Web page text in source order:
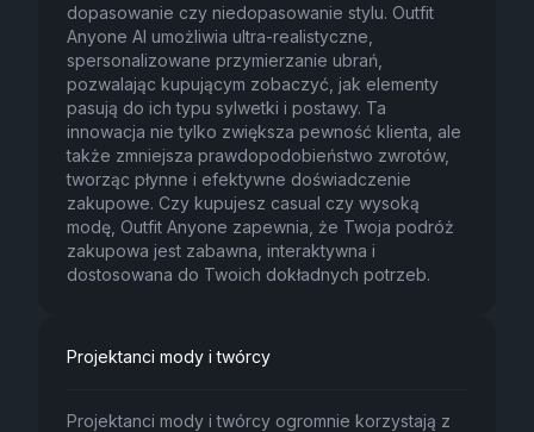
dopasowanie czy niedopasowanie stylu. Outfit
Anyone AI umożliwia ultra-realistyczne,
spersonalizowane przymierzanie ubrań,
pozwalając kupującym zobaczyć, jak elementy
pasują do ich typu sylwetki i postawy. Ta
innowacja nie tylko zwiększa pewność klienta, ale
także zmniejsza prawdopodobieństwo zwrotów,
tworząc płynne i efektywne doświadczenie
zakupowe. Czy kupujesz casual czy wysoką
modę, Outfit Anyone zapewnia, że Twoja podróż
zakupowa jest zabawna, interaktywna i
dostosowana do Twoich dokładnych potrzeb.
Projektanci mody i twórcy
Projektanci mody i twórcy ogromnie korzystają z